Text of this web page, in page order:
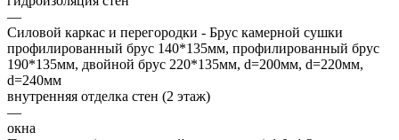
—
Силовой каркас и перегородки - Брус камерной сушки
профилированный брус 140*135мм, профилированный брус
190*135мм, двойной брус 220*135мм, d=200мм, d=220мм,
d=240мм
внутренняя отделка стен (2 этаж)
—
окна